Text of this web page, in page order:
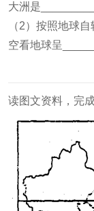
大洲是
（2）按照地球
空看地球呈
读图文资料，完